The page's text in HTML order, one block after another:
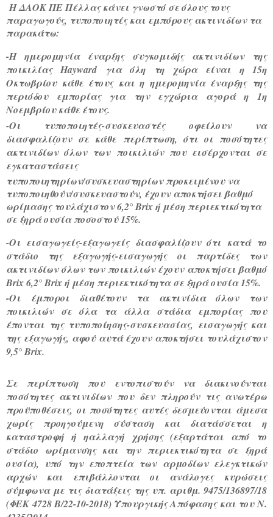
Η ΔΑΟΚ ΠΕ Πέλλας κάνει γνωστό σε όλους τους
παραγωγούς, τυποποιητές και εμπόρους ακτινιδίων τα
παρακάτω:
-Η ημερομηνία έναρξης συγκομιδής ακτινιδίων της
ποικιλίας Hayward για όλη τη χώρα είναι η 15η
Οκτωβρίου κάθε έτους και η ημερομηνία έναρξης της
περιόδου εμπορίας για την εγχώρια αγορά η 1η
Νοεμβρίου κάθε έτους.
-Οι τυποποιητές-συσκευαστές οφείλουν να
διασφαλίζουν σε κάθε περίπτωση, ότι οι ποσότητες
ακτινιδίων όλων των ποικιλιών που εισέρχονται σε
εγκαταστάσεις
τυποποιητηρίων/συσκευαστηρίων προκειμένου να
τυποποιηθούν/συσκευαστούν, έχουν αποκτήσει βαθμό
ωρίμασης τουλάχιστον 6,2° Brix ή μέση περιεκτικότητα
σε ξηρά ουσία ποσοστού 15%.
-Οι εισαγωγείς-εξαγωγείς διασφαλίζουν ότι κατά το
στάδιο της εξαγωγής-εισαγωγής οι παρτίδες των
ακτινιδίων όλων των ποικιλιών έχουν αποκτήσει βαθμό
Brix 6,2° Brix ή μέση περιεκτικότητα σε ξηρά ουσία 15%.
-Οι έμποροι διαθέτουν τα ακτινίδια όλων των
ποικιλιών σε όλα τα άλλα στάδια εμπορίας που
έπονται της τυποποίησης-συσκευασίας, εισαγωγής και
της εξαγωγής, αφού αυτά έχουν αποκτήσει τουλάχιστον
9,5° Brix.
Σε περίπτωση που εντοπιστούν να διακινούνται
ποσότητες ακτινιδίων που δεν πληρούν τις ανωτέρω
προϋποθέσεις, οι ποσότητες αυτές δεσμεύονται άμεσα
χωρίς προηγούμενη σύσταση και διατάσσεται η
καταστροφή ή ηαλλαγή χρήσης (εξαρτάται από το
στάδιο ωρίμανσης και την περιεκτικότητα σε ξηρά
ουσία), υπό την εποπτεία των αρμοδίων ελεγκτικών
αρχών και επιβάλλονται οι ανάλογες κυρώσεις
σύμφωνα με τις διατάξεις της υπ. αριθμ. 9475/136897/18
(ΦΕΚ 4728 Β/22-10-2018) Υπουργικής Απόφασης και του Ν.